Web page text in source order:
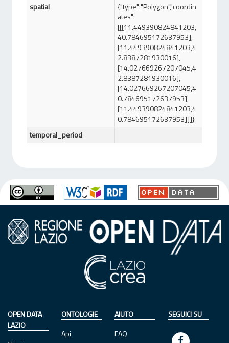
spatial
{"type":"Polygon","coordin
ates":
[[[11.449390824841203,
40.784695172637953],
[11.449390824841203,4
2.8387281930016],
[14.027669267207045,4
2.8387281930016],
[14.027669267207045,4
0.784695172637953],
[11.449390824841203,4
0.784695172637953]]]}
temporal_period
OPEN DATA
LAZIO
ONTOLOGIE
Api
AIUTO
FAQ
SEGUICI SU